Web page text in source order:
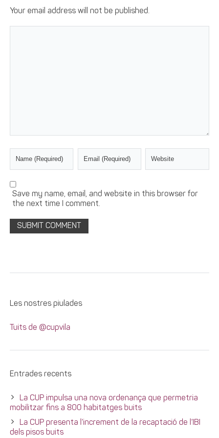
Your email address will not be published.
Save my name, email, and website in this browser for
the next time I comment.
Les nostres piulades
Tuits de @cupvila
Entrades recents
La CUP impulsa una nova ordenança que permetria
mobilitzar fins a 800 habitatges buits
La CUP presenta l’increment de la recaptació de l’IBI
dels pisos buits